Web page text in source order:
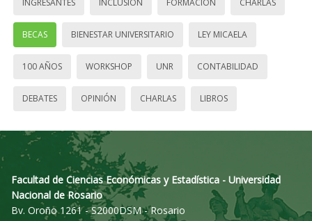
INGRESANTES INCLUSIÓN FORMACIÓN CHARLAS
BECAS BIENESTAR UNIVERSITARIO LEY MICAELA
100 AÑOS WORKSHOP UNR CONTABILIDAD
DEBATES OPINIÓN CHARLAS LIBROS
Facultad de Ciencias Económicas y Estadística - Universidad
Nacional de Rosario
Bv. Oroño 1261 - S2000DSM - Rosario